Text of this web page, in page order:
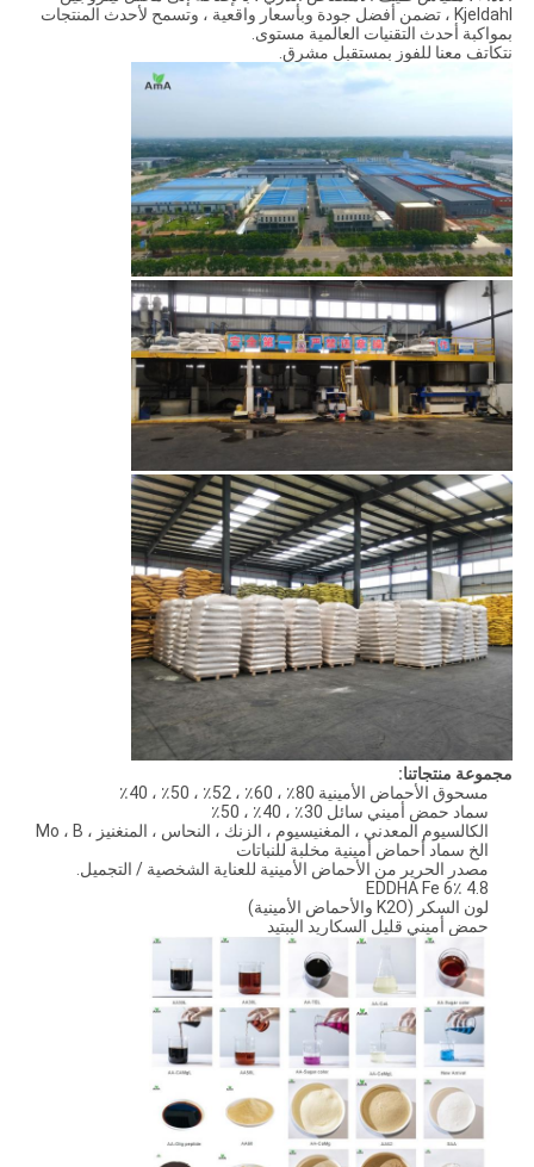
Kjeldahl ، تضمن أفضل جودة وبأسعار واقعية ، وتسمح لأحدث المنتجات
بمواكبة أحدث التقنيات العالمية مستوى.
نتكاتف معنا للفوز بمستقبل مشرق.
مجموعة منتجاتنا:
مسحوق الأحماض الأمينية 80٪ ، 60٪ ، 52٪ ، 50٪ ، 40٪
سماد حمض أميني سائل 30٪ ، 40٪ ، 50٪
الكالسيوم المعدني ، المغنيسيوم ، الزنك ، النحاس ، المنغنيز ، Mo ، B
الخ سماد أحماض أمينية مخلبة للنباتات
مصدر الحرير من الأحماض الأمينية للعناية الشخصية / التجميل.
EDDHA Fe 6٪ 4.8
لون السكر (K2O والأحماض الأمينية)
حمض أميني قليل السكاريد الببتيد